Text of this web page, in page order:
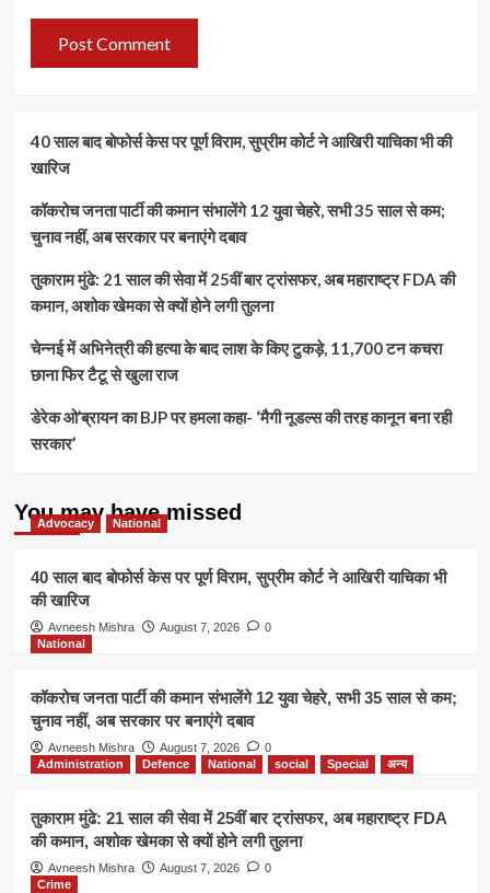
40 साल बाद बोफोर्स केस पर पूर्ण विराम, सुप्रीम कोर्ट ने आखिरी याचिका भी की
खारिज
कॉकरोच जनता पार्टी की कमान संभालेंगे 12 युवा चेहरे, सभी 35 साल से कम;
चुनाव नहीं, अब सरकार पर बनाएंगे दबाव
तुकाराम मुंढे: 21 साल की सेवा में 25वीं बार ट्रांसफर, अब महाराष्ट्र FDA की
कमान, अशोक खेमका से क्यों होने लगी तुलना
चेन्नई में अभिनेत्री की हत्या के बाद लाश के किए टुकड़े, 11,700 टन कचरा
छाना फिर टैटू से खुला राज
डेरेक ओ’ब्रायन का BJP पर हमला कहा- ‘मैगी नूडल्स की तरह कानून बना रही
सरकार’
You may have missed
Advocacy National
40 साल बाद बोफोर्स केस पर पूर्ण विराम, सुप्रीम कोर्ट ने आखिरी याचिका भी
की खारिज
Avneesh Mishra August 7, 2026
0
National
कॉकरोच जनता पार्टी की कमान संभालेंगे 12 युवा चेहरे, सभी 35 साल से कम;
चुनाव नहीं, अब सरकार पर बनाएंगे दबाव
Avneesh Mishra August 7, 2026
0
Administration
Defence National social Special अन्य
तुकाराम मुंढे: 21 साल की सेवा में 25वीं बार ट्रांसफर, अब महाराष्ट्र FDA
की कमान, अशोक खेमका से क्यों होने लगी तुलना
Avneesh Mishra August 7, 2026
0
Crime